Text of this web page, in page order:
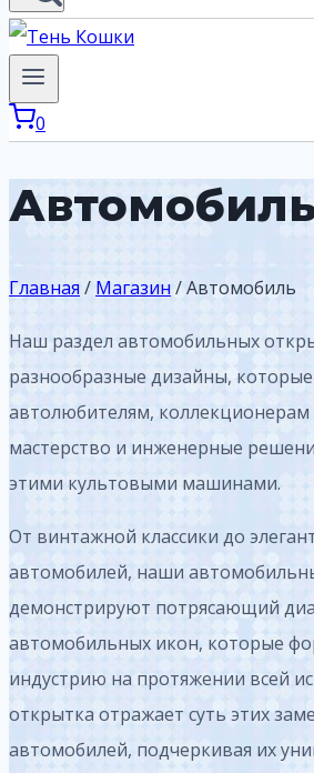
0
Главная/ Магазин/Автомобиль
Наш раздел автомобильных
разнообразные дизайны,
автолюбителям, коллекционерам
мастерство и инженерные
этими культовыми машинами.
От винтажной классики до
автомобилей, наши
демонстрируют потрясающий
автомобильных икон, которые
индустрию на протяжении всей
открытка отражает суть этих
автомобилей, подчеркивая их